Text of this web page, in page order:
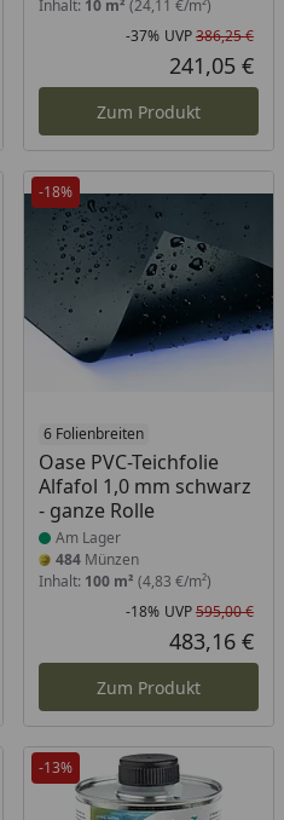
Preis
Inhalt: 10 m² (24,11 €/m²)
-37% UVP386,25 €
241,05 €
Zum Produkt
Preis
-18%
6 Folienbreiten
Oase PVC-Teichfolie
Alfafol 1,0 mm schwarz
- ganze Rolle
Produkt am Lager
Am Lager
484Münzen
Inhalt: 100 m² (4,83 €/m²)
-18% UVP595,00 €
483,16 €
Zum Produkt
-13%